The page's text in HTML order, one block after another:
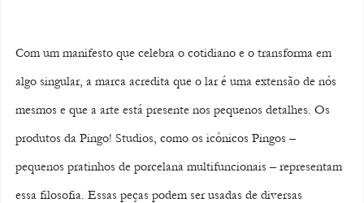
Com um manifesto que celebra o cotidiano e o transforma em
algo singular, a marca acredita que o lar é uma extensão de nós
mesmos e que a arte está presente nos pequenos detalhes. Os
produtos da Pingo! Studios, como os icônicos Pingos –
pequenos pratinhos de porcelana multifuncionais – representam
essa filosofia. Essas peças podem ser usadas de diversas